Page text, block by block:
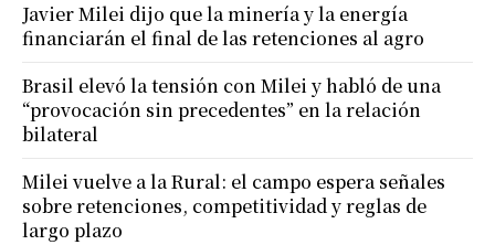
Javier Milei dijo que la minería y la energía
financiarán el final de las retenciones al agro
Brasil elevó la tensión con Milei y habló de una
“provocación sin precedentes” en la relación
bilateral
Milei vuelve a la Rural: el campo espera señales
sobre retenciones, competitividad y reglas de
largo plazo